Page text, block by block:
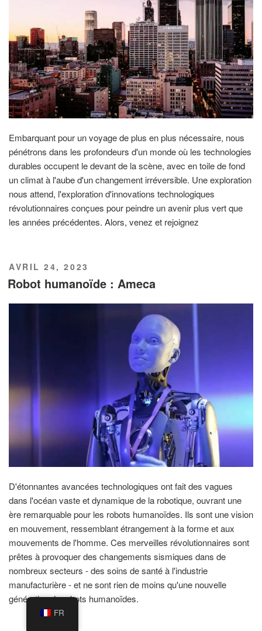
Embarquant pour un voyage de plus en plus nécessaire, nous
pénétrons dans les profondeurs d'un monde où les technologies
durables occupent le devant de la scène, avec en toile de fond
un climat à l'aube d'un changement irréversible. Une exploration
nous attend, l'exploration d'innovations technologiques
révolutionnaires conçues pour peindre un avenir plus vert que
les années précédentes. Alors, venez et rejoignez
PUBLIÉ
LE
AVRIL 24, 2023
Robot humanoïde : Ameca
D'étonnantes avancées technologiques ont fait des vagues
dans l'océan vaste et dynamique de la robotique, ouvrant une
ère remarquable pour les robots humanoïdes. Ils sont une vision
en mouvement, ressemblant étrangement à la forme et aux
mouvements de l'homme. Ces merveilles révolutionnaires sont
prêtes à provoquer des changements sismiques dans de
nombreux secteurs - des soins de santé à l'industrie
manufacturière - et ne sont rien de moins qu'une nouvelle
génération de robots humanoïdes.
FR